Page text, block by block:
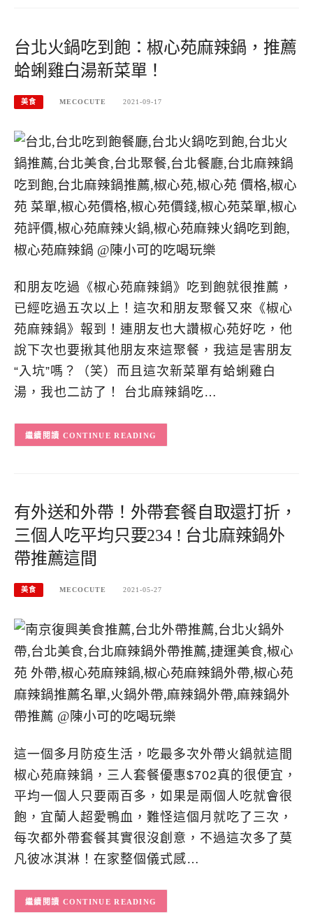
台北火鍋吃到飽：椒心苑麻辣鍋，推薦
蛤蜊雞白湯新菜單！
美食 MECOCUTE 2021-09-17
和朋友吃過《椒心苑麻辣鍋》吃到飽就很推薦，
已經吃過五次以上！這次和朋友聚餐又來《椒心
苑麻辣鍋》報到！連朋友也大讚椒心苑好吃，他
說下次也要揪其他朋友來這聚餐，我這是害朋友
“入坑”嗎？（笑）而且這次新菜單有蛤蜊雞白
湯，我也二訪了！ 台北麻辣鍋吃…
CONTINUE READING
有外送和外帶！外帶套餐自取還打折，
三個人吃平均只要234 ! 台北麻辣鍋外
帶推薦這間
美食 MECOCUTE 2021-05-27
這一個多月防疫生活，吃最多次外帶火鍋就這間
椒心苑麻辣鍋，三人套餐優惠$702真的很便宜，
平均一個人只要兩百多，如果是兩個人吃就會很
飽，宜蘭人超愛鴨血，難怪這個月就吃了三次，
每次都外帶套餐其實很沒創意，不過這次多了莫
凡彼冰淇淋！在家整個儀式感…
CONTINUE READING